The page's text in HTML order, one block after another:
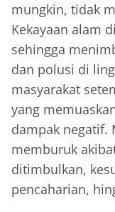
mungkin, tidak
Kekayaan alam
sehingga
dan polusi di
masyarakat
yang
dampak negatif.
memburuk
ditimbulkan,
pencaharian,